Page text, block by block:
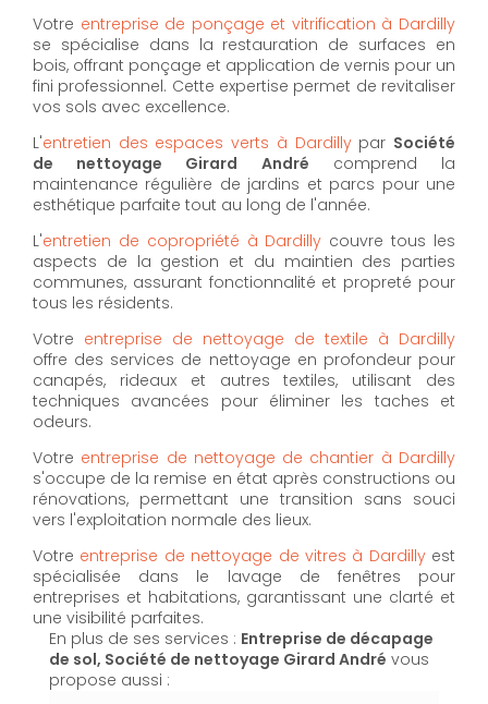
Votre entreprise de ponçage et vitrification à Dardilly
se spécialise dans la restauration de surfaces en
bois, offrant ponçage et application de vernis pour un
fini professionnel. Cette expertise permet de revitaliser
vos sols avec excellence.
L'entretien des espaces verts à Dardillypar Société
de nettoyage Girard André comprend la
maintenance régulière de jardins et parcs pour une
esthétique parfaite tout au long de l'année.
L'entretien de copropriété à Dardilly couvre tous les
aspects de la gestion et du maintien des parties
communes, assurant fonctionnalité et propreté pour
tous les résidents.
Votre entreprise de nettoyage de textile à Dardilly
offre des services de nettoyage en profondeur pour
canapés, rideaux et autres textiles, utilisant des
techniques avancées pour éliminer les taches et
odeurs.
Votre entreprise de nettoyage de chantier à Dardilly
s'occupe de la remise en état après constructions ou
rénovations, permettant une transition sans souci
vers l'exploitation normale des lieux.
Votre entreprise de nettoyage de vitres à Dardillyest
spécialisée dans le lavage de fenêtres pour
entreprises et habitations, garantissant une clarté et
une visibilité parfaites.
En plus de ses services : Entreprise de décapage
de sol, Société de nettoyage Girard André vous
propose aussi :